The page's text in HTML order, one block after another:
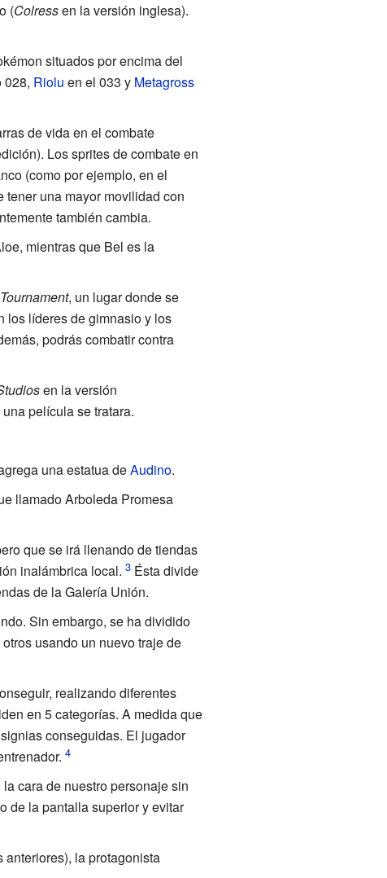
(Colressen la versión inglesa).
situados por encima del
Riolu en el 033 y Metagross
de vida en el combate
Los sprites de combate en
(como por ejemplo, en el
una mayor movilidad con
también cambia.
mientras que Bel es la
, un lugar donde se
los líderes de gimnasio y los
podrás combatir contra
en la versión
película se tratara.
una estatua deAudino.
llamado Arboleda Promesa
que se irá llenando de tiendas
inalámbrica local. Ésta divide
de la Galería Unión.
Sin embargo, se ha dividido
usando un nuevo traje de
realizando diferentes
en 5 categorías. A medida que
conseguidas. El jugador
cara de nuestro personaje sin
de la pantalla superior y evitar
la protagonista